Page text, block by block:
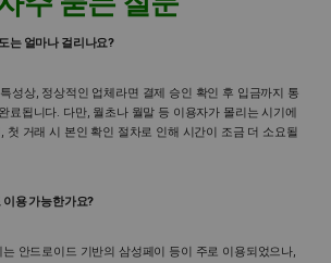
는 얼마나 걸리나요?
성상, 정상적인 업체라면 결제 승인 확인 후 입금까지 통
료됩니다. 다만, 월초나 월말 등 이용자가 몰리는 시기에
첫 거래 시 본인 확인 절차로 인해 시간이 조금 더 소요될
용 가능한가요?
안드로이드 기반의 삼성페이 등이 주로 이용되었으나,